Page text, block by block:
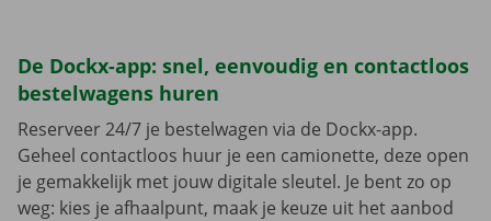
De Dockx-app: snel, eenvoudig en contactloos
bestelwagens huren
Reserveer 24/7 je bestelwagen via de Dockx-app.
Geheel contactloos huur je een camionette, deze open
je gemakkelijk met jouw digitale sleutel. Je bent zo op
weg: kies je afhaalpunt, maak je keuze uit het aanbod